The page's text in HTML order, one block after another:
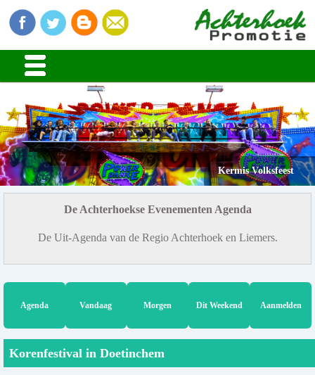
Kermis Volksfeest
De Achterhoekse Evenementen Agenda
De Uit-Agenda van de Regio Achterhoek en Liemers.
Agenda Vandaag Morgen Dit Weekend Aanmelden
Korenfestival in Doetinchem